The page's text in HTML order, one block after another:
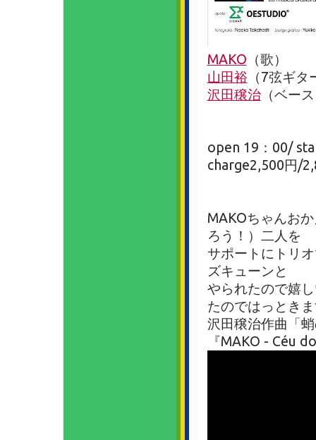
MAKO （歌）
山田裕 （7弦ギタ
沢田穣治（ベー
open 19：00/
charge2,500円/
MAKOちゃんお
ろう！）二人を
サポートにトリ
ズキューンと
やられたので嬉
たのではっとき
沢田穣治作曲「
『MAKO - Céu